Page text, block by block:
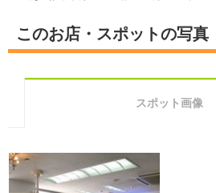
このお店・スポットの写真
スポット画像